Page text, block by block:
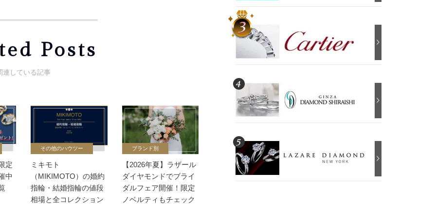
Posts
定
中
その他のハウツー
ミキモト
（MIKIMOTO）の婚約
指輪・結婚指輪の値段
相場と全コレクション
ブランド別
【2026年夏】ラザール
ダイヤモンドでブライ
ダルフェア開催！限定
ノベルティもチェック